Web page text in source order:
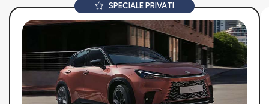
SPECIALE PRIVATI